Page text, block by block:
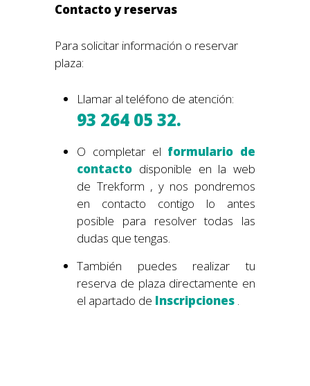
Contacto y reservas
Para solicitar información o reservar
plaza:
Llamar al teléfono de atención:
93 264 05 32.
O completar el formulario de
contacto disponible en la web
de Trekform , y nos pondremos
en contacto contigo lo antes
posible para resolver todas las
dudas que tengas.
También puedes realizar tu
reserva de plaza directamente en
el apartado de Inscripciones .